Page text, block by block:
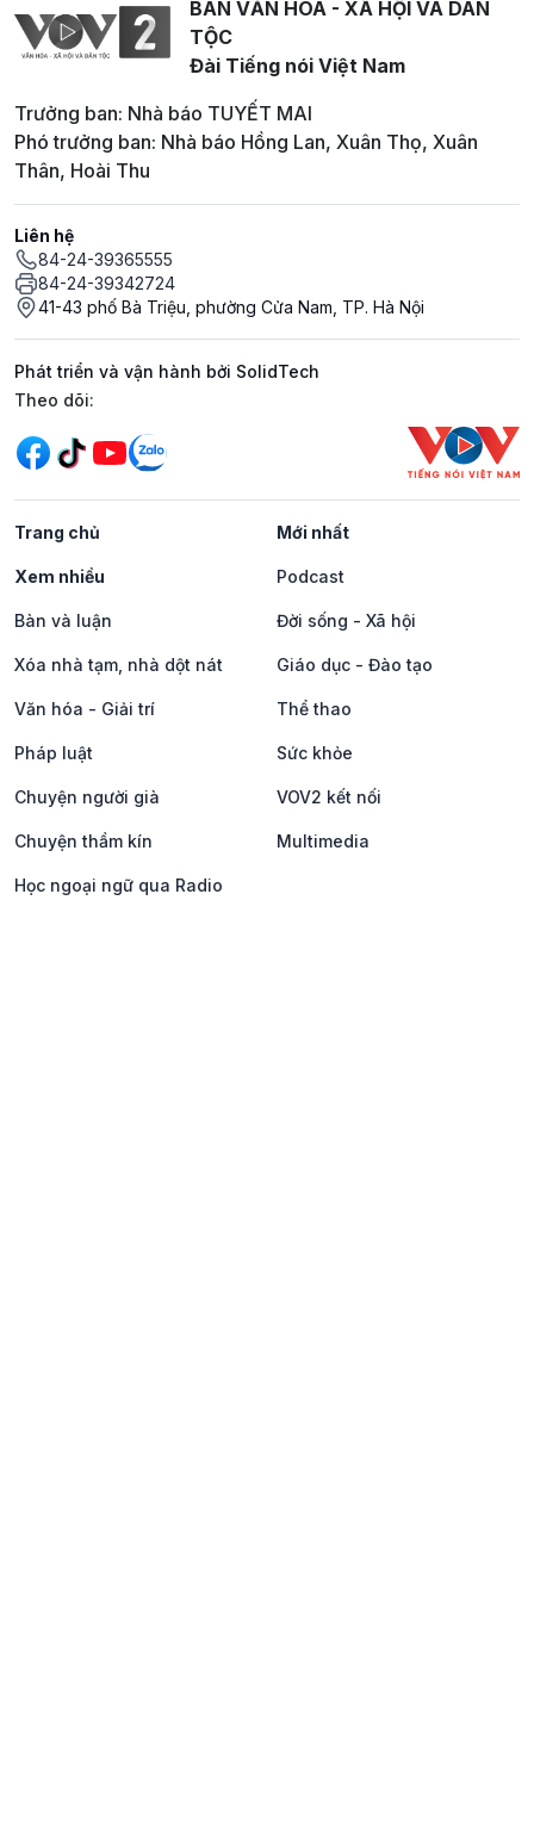
BAN VĂN HOÁ - XÃ HỘI VÀ DÂN
TỘC
Đài Tiếng nói Việt Nam
Trưởng ban: Nhà báo TUYẾT MAI
Phó trưởng ban: Nhà báo Hồng Lan, Xuân Thọ, Xuân
Thân, Hoài Thu
Liên hệ
84-24-39365555
84-24-39342724
41-43 phố Bà Triệu, phường Cửa Nam, TP. Hà Nội
Phát triển và vận hành bởi SolidTech
Mạng xã hội
Theo dõi:
Trang chủ Mới nhất
Xem nhiều Podcast
Bàn và luận Đời sống - Xã hội
Xóa nhà tạm, nhà dột nát Giáo dục - Đào tạo
Văn hóa - Giải trí Thể thao
Pháp luật Sức khỏe
Chuyện người già VOV2 kết nối
Chuyện thầm kín Multimedia
Học ngoại ngữ qua Radio